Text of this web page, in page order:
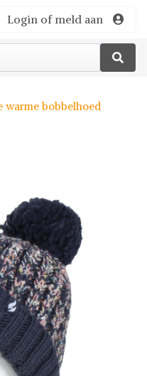
Login of meld aan
warme bobbelhoed